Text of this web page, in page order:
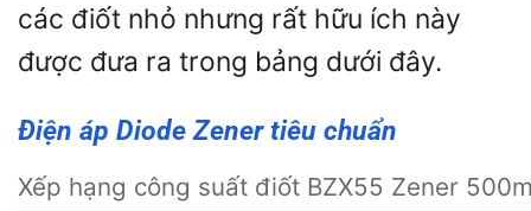
các điốt nhỏ nhưng rất hữu ích này
được đưa ra trong bảng dưới đây.
Điện áp Diode Zener tiêu chuẩn
Xếp hạng công suất điốt BZX55 Zener